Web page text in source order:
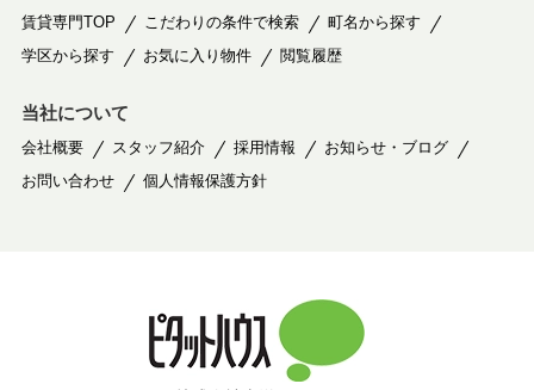
賃貸専門TOP こだわりの条件で検索
町名から探す
学区から探す
お気に入り物件 閲覧履歴
当社について
会社概要 スタッフ紹介 採用情報
お知らせ・ブログ
お問い合わせ
個人情報保護方針